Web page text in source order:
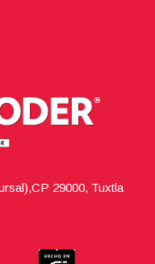
29000, Tuxtla